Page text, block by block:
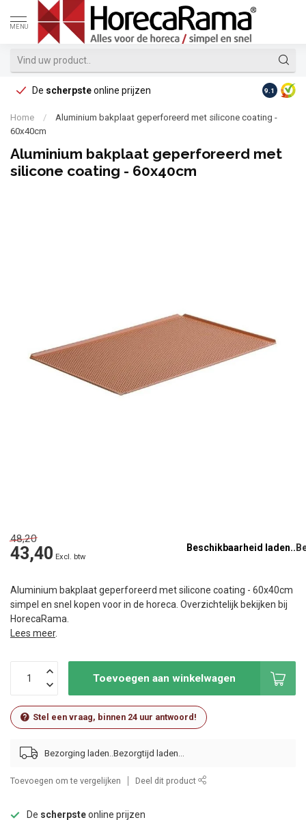
MENU
De scherpsteonline prijzen Op
9.1
Home /
Aluminium bakplaat geperforeerd met silicone coating -
60x40cm
Aluminium bakplaat geperforeerd met
silicone coating - 60x40cm
48,20
43,40 Excl. btw
Beschikbaarheid laden..
Aluminium bakplaat geperforeerd met silicone coating - 60x40cm
simpel en snel kopen voor in de horeca. Overzichtelijk bekijken bij
HorecaRama.
Lees meer.
Toevoegen aan winkelwagen
Stel een vraag, binnen 24 uur antwoord!
Bezorging laden..
Toevoegen om te vergelijken Deel dit product
De scherpsteonline prijzen